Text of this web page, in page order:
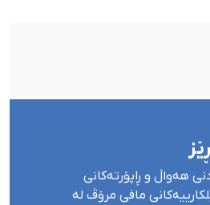
هەواڵ و ڕاپۆرتەکانی
مافی مرۆڤ لە